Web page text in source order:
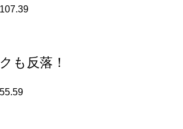
も反落！